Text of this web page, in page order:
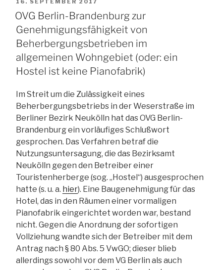
Abstandsflächen
nicht
einhält,
verdient
keinen
AM
OVG Berlin-Brandenburg zur
Genehmigungsfähigkeit von
Beherbergungsbetrieben im
allgemeinen Wohngebiet (oder: ein
Hostel ist keine Pianofabrik)
Im Streit um die Zulässigkeit eines
Beherbergungsbetriebs in der Weserstraße im
Berliner Bezirk Neukölln hat das OVG Berlin-
Brandenburg ein vorläufiges Schlußwort
gesprochen. Das Verfahren betraf die
Nutzungsuntersagung, die das Bezirksamt
Neukölln gegen den Betreiber einer
Touristenherberge (sog. „Hostel“) ausgesprochen
hatte (s. u. a. hier). Eine Baugenehmigung für das
Hotel, das in den Räumen einer vormaligen
Pianofabrik eingerichtet worden war, bestand
nicht. Gegen die Anordnung der sofortigen
Vollziehung wandte sich der Betreiber mit dem
Antrag nach § 80 Abs. 5 VwGO; dieser blieb
allerdings sowohl vor dem VG Berlin als auch